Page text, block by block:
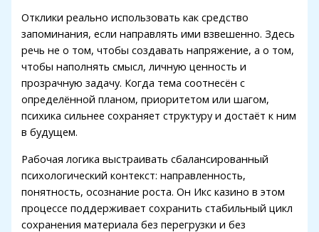
Отклики реально использовать как средство
запоминания, если направлять ими взвешенно. Здесь
речь не о том, чтобы создавать напряжение, а о том,
чтобы наполнять смысл, личную ценность и
прозрачную задачу. Когда тема соотнесён с
определённой планом, приоритетом или шагом,
психика сильнее сохраняет структуру и достаёт к ним
в будущем.
Рабочая логика выстраивать сбалансированный
психологический контекст: направленность,
понятность, осознание роста. Он Икс казино в этом
процессе поддерживает сохранить стабильный цикл
сохранения материала без перегрузки и без